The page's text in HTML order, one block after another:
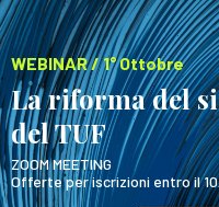
WEBINAR / 1° Ottobre
La riforma del
del TUF
ZOOM MEETING
Offerte per iscrizioni entro il